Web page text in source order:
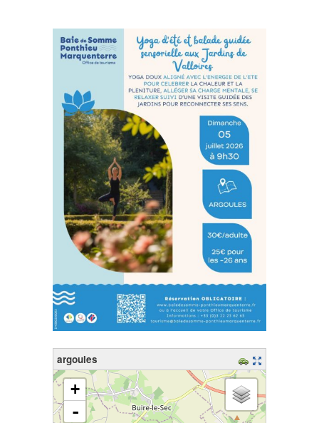
argoules
chargement de la carte - veuillez patienter...
+
-